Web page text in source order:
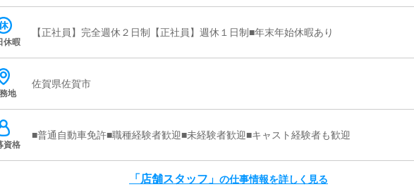
画の立案店舗イベントや店舗運営など様々な企画を提案していただきます。【新規の
提案を行っていただきます。■キャスト管理お店で働いていただいているキャストの方
ャストの出勤情報やイベント、求人ブログの作成となります。基本的にはボタンを押
清掃・備品管理お客様やキャストの方に快適にお過ごしいただくため、店内の清掃や
休暇
【正社員】完全週休２日制【正社員】週休１日制■年末年始休暇あり
地
佐賀県佐賀市
資格
■普通自動車免許■職種経験者歓迎■未経験者歓迎■キャスト経験者も歓迎
「店舗スタッフ」 の仕事情報を詳しく見る